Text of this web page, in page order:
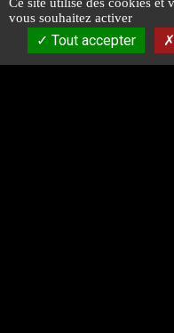
vous souhaitez activer
Tout accepter